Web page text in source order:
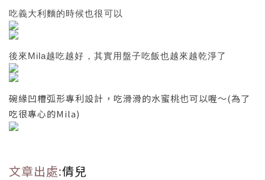
吃義大利麵的時候也很可以
後來Mila越吃越好，其實用盤子吃飯也越來越乾淨了
碗緣凹槽弧形專利設計，吃滑滑的水蜜桃也可以喔～(為了
吃很專心的Mila)
文章出處:倩兒